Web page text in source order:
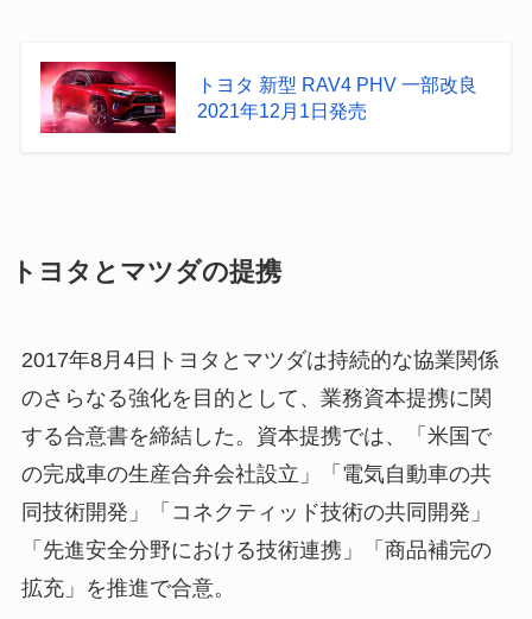
トヨタ 新型 RAV4 PHV 一部改良
2021年12月1日発売
トヨタとマツダの提携
2017年8月4日トヨタとマツダは持続的な協業関係
のさらなる強化を目的として、業務資本提携に関
する合意書を締結した。資本提携では、「米国で
の完成車の生産合弁会社設立」「電気自動車の共
同技術開発」「コネクティッド技術の共同開発」
「先進安全分野における技術連携」「商品補完の
拡充」を推進で合意。